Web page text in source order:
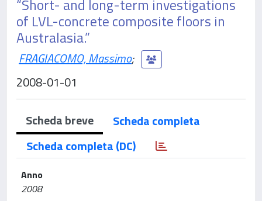
“Short- and long-term investigations
of LVL-concrete composite floors in
Australasia.”
FRAGIACOMO, Massimo;
2008-01-01
Scheda breve
Scheda completa
Scheda completa (DC)
Anno
2008